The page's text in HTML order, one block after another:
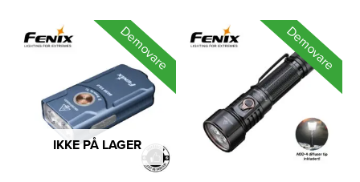
Demovare
IKKE PÅ LAGER
Demovare